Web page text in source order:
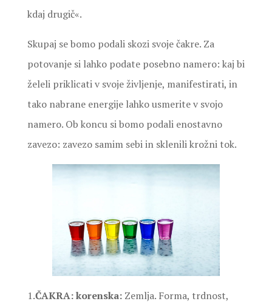
kdaj drugič«.
Skupaj se bomo podali skozi svoje čakre. Za
potovanje si lahko podate posebno namero: kaj bi
želeli priklicati v svoje življenje, manifestirati, in
tako nabrane energije lahko usmerite v svojo
namero. Ob koncu si bomo podali enostavno
zavezo: zavezo samim sebi in sklenili krožni tok.
1.ČAKRA: korenska:Zemlja. Forma, trdnost,